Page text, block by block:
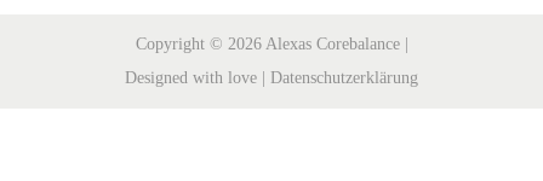
Copyright © 2026 Alexas Corebalance|
Designed with love | Datenschutzerklärung